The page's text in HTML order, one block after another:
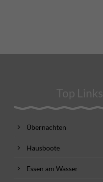
Top Links
Übernachten
Hausboote
Essen am Wasser